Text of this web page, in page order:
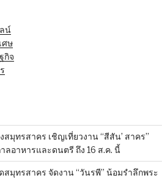
น์
ศษ
กิจ
สมุทรสาคร เชิญเที่ยวงาน “สีสัน’ สาคร”
ลอาหารและดนตรี ถึง 16 ส.ค. นี้
สมุทรสาคร จัดงาน “วันรพี” น้อมรำลึกพระ